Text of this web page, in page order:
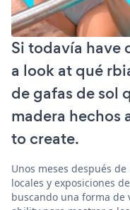
Si todavía have
a look at qué
de gafas de sol
madera hechos
to create.
Unos meses después
locales y exposiciones
buscando una forma